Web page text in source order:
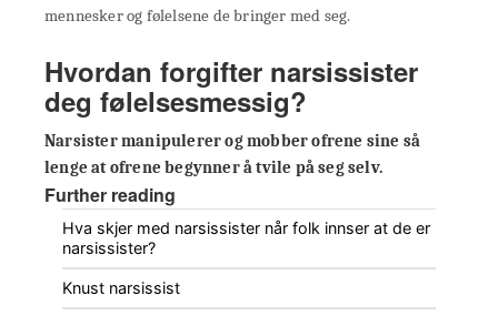
mennesker og følelsene de bringer med seg.
Hvordan forgifter narsissister
deg følelsesmessig?
Narsister manipulerer og mobber ofrene sine så
lenge at ofrene begynner å tvile på seg selv.
Further reading
Hva skjer med narsissister når folk innser at de er
narsissister?
Knust narsissist